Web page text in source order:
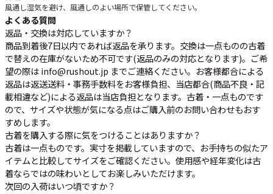
風通し湿気を避け、風通しのよい場所で保管してください。
よくある質問
返品・交換は対応していますか？
商品到着後7日以内であれば返品を承ります。交換は一点ものの古着
で替えの在庫がないため不可です(返品のみの対応となります)。ご希
望の際は info@rushout.jp までご連絡ください。お客様都合による
返品は返送送料・事務手数料をお客様負担、当店都合(商品不良・記
載相違など)による返品は当店負担となります。古着・一点ものです
ので、サイズや状態が気になる点はご購入前のお問い合わせもおす
すめします。
古着を購入する際に気をつけることはありますか？
古着は一点ものです。実寸を掲載していますので、お手持ちの似たア
イテムと比較してサイズをご確認ください。使用感や経年変化は古
着ならではの味わいとしてお楽しみいただけます。
次回の入荷はいつ頃ですか？